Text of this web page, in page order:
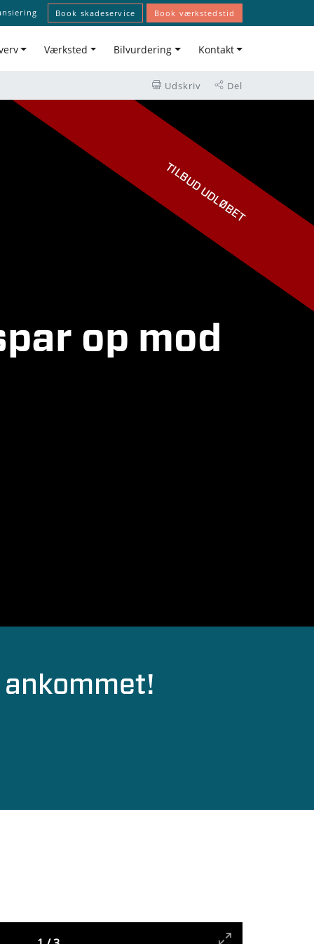
Book skadeservice Book værkstedstid
Værksted Bilvurdering Kontakt
Udskriv Del
TILBUD UDLØBET
op mod
ankommet!